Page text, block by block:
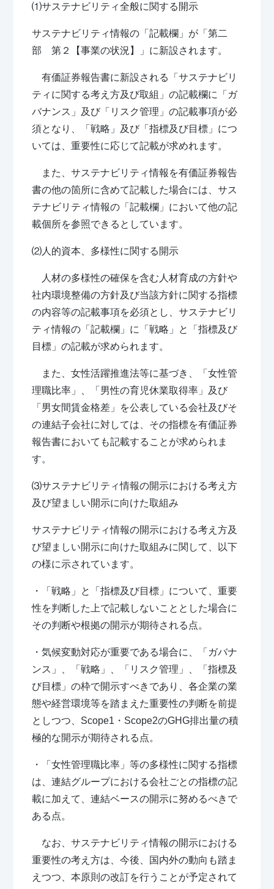
⑴サステナビリティ全般に関する開示
サステナビリティ情報の「記載欄」が「第二
部 第２【事業の状況】」に新設されます。
有価証券報告書に新設される「サステナビリ
ティに関する考え方及び取組」の記載欄に「ガ
バナンス」及び「リスク管理」の記載事項が必
須となり、「戦略」及び「指標及び目標」につ
いては、重要性に応じて記載が求めれます。
また、サステナビリティ情報を有価証券報告
書の他の箇所に含めて記載した場合には、サス
テナビリティ情報の「記載欄」において他の記
載個所を参照できるとしています。
⑵人的資本、多様性に関する開示
人材の多様性の確保を含む人材育成の方針や
社内環境整備の方針及び当該方針に関する指標
の内容等の記載事項を必須とし、サステナビリ
ティ情報の「記載欄」に「戦略」と「指標及び
目標」の記載が求められます。
また、女性活躍推進法等に基づき、「女性管
理職比率」、「男性の育児休業取得率」及び
「男女間賃金格差」を公表している会社及びそ
の連結子会社に対しては、その指標を有価証券
報告書においても記載することが求められま
す。
⑶サステナビリティ情報の開示における考え方
及び望ましい開示に向けた取組み
サステナビリティ情報の開示における考え方及
び望ましい開示に向けた取組みに関して、以下
の様に示されています。
・「戦略」と「指標及び目標」について、重要
性を判断した上で記載しないこととした場合に
その判断や根拠の開示が期待される点。
・気候変動対応が重要である場合に、「ガバナ
ンス」、「戦略」、「リスク管理」、「指標及
び目標」の枠で開示すべきであり、各企業の業
態や経営環境等を踏まえた重要性の判断を前提
としつつ、Scope1・Scope2のGHG排出量の積
極的な開示が期待される点。
・「女性管理職比率」等の多様性に関する指標
は、連結グループにおける会社ごとの指標の記
載に加えて、連結ベースの開示に努めるべきで
ある点。
なお、サステナビリティ情報の開示における
重要性の考え方は、今後、国内外の動向も踏ま
えつつ、本原則の改訂を行うことが予定されて